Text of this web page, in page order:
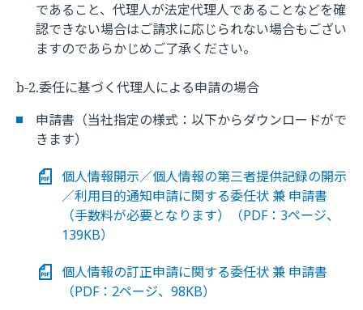
であること、代理人が法定代理人であることなどを確
認できない場合はご請求に応じられない場合もござい
ますのであらかじめご了承ください。
b-2.委任に基づく代理人による申請の場合
申請書（当社指定の様式：以下からダウンロードがで
きます）
個人情報開示／個人情報の第三者提供記録の開示
／利用目的通知申請に関する委任状 兼 申請書
（手数料が必要となります）（PDF：3ページ、
139KB）
個人情報の訂正申請に関する委任状 兼 申請書
（PDF：2ページ、98KB）